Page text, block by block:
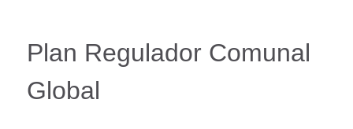
Plan Regulador Comunal
Global